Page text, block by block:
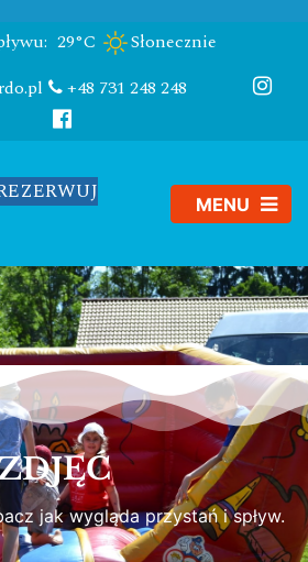
29°C
Słonecznie
+48 731 248 248
jak wygląda przystań i spływ.